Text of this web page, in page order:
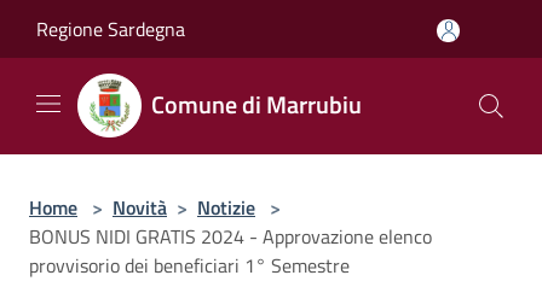
Regione Sardegna
Comune di Marrubiu
Home > Novità > Notizie >
BONUS NIDI GRATIS 2024 - Approvazione elenco
provvisorio dei beneficiari 1° Semestre